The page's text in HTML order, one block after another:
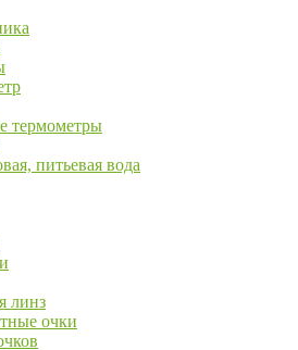
термометры
питьевая вода
линз
очки